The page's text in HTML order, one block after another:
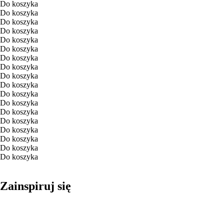
Do koszyka
Do koszyka
Do koszyka
Do koszyka
Do koszyka
Do koszyka
Do koszyka
Do koszyka
Do koszyka
Do koszyka
Do koszyka
Do koszyka
Do koszyka
Do koszyka
Do koszyka
Do koszyka
Do koszyka
Do koszyka
Zainspiruj się